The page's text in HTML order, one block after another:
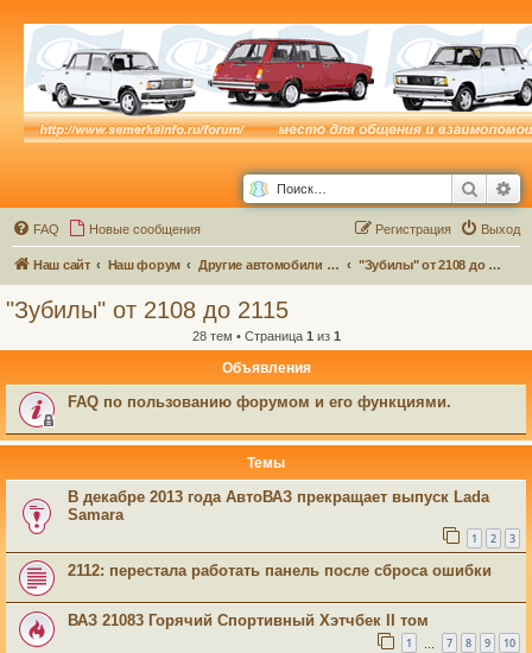
Поиск
FAQ Новые сообщения Выход
Регистрация
Наш сайт Наш форум Другие автомобили семейства ВАЗ и не только... "Зубилы" от 2108 до 2115
"Зубилы" от 2108 до 2115
28 тем • Страница 1 из 1
Объявления
FAQ по пользованию форумом и его функциями.
Темы
В декабре 2013 года АвтоВАЗ прекращает выпуск Lada
Samara
1 2 3
2112: перестала работать панель после сброса ошибки
ВАЗ 21083 Горячий Спортивный Хэтчбек II том
1 7 8 9 10